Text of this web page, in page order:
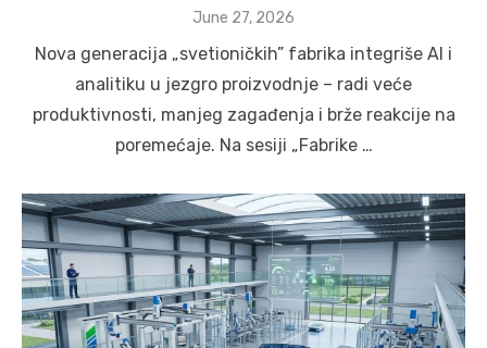
Posted
June 27, 2026
Nova generacija „svetioničkih” fabrika integriše AI i
analitiku u jezgro proizvodnje – radi veće
produktivnosti, manjeg zagađenja i brže reakcije na
poremećaje. Na sesiji „Fabrike …